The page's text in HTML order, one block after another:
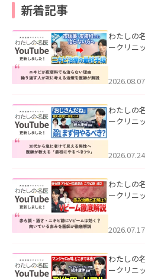
新着記事
わたしの
ークリニ
ました。
2026.08.07
わたしの
ークリニ
た。
2026.07.24
わたしの
ークリニ
した。
2026.07.17
わたしの
ークリニ